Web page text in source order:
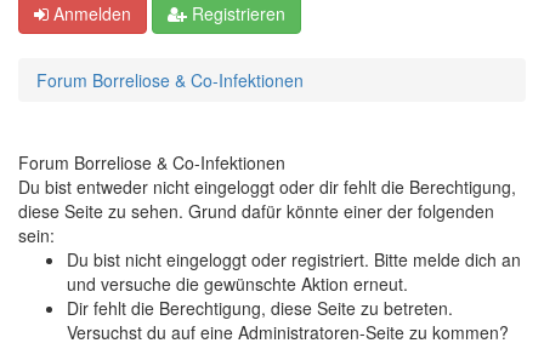
Anmelden Registrieren
Forum Borreliose & Co-Infektionen
Forum Borreliose & Co-Infektionen
Du bist entweder nicht eingeloggt oder dir fehlt die Berechtigung,
diese Seite zu sehen. Grund dafür könnte einer der folgenden
sein:
Du bist nicht eingeloggt oder registriert. Bitte melde dich an
und versuche die gewünschte Aktion erneut.
Dir fehlt die Berechtigung, diese Seite zu betreten.
Versuchst du auf eine Administratoren-Seite zu kommen?